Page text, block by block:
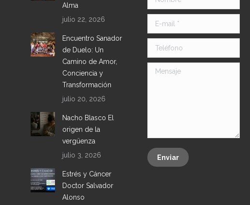
Alma
julio 22, 2026
Encuentro Sanador
de Duelo: Un
Camino de Amor,
Conciencia y
Transformación
julio 20, 2026
Nacho Blasco El
origen de la
vergüenza
julio 3, 2026
Estrés y Cáncer
Doctor Salvador
Alonso
E-mail *
Teléfono
Mensaje
Enviar